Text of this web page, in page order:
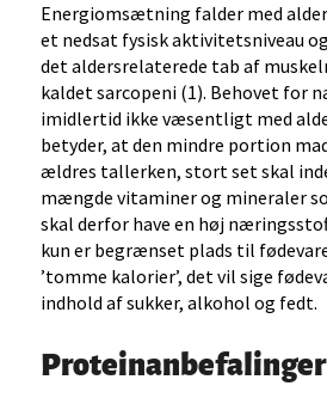
Energiomsætning falder med
et nedsat fysisk aktivitetsniveau
det aldersrelaterede tab af
kaldet sarcopeni (1). Behovet for
imidlertid ikke væsentligt med
betyder, at den mindre portion
ældres tallerken, stort set skal
mængde vitaminer og mineraler
skal derfor have en høj
kun er begrænset plads til
’tomme kalorier’, det vil sige
indhold af sukker, alkohol og fedt.
Proteinanbefalinger